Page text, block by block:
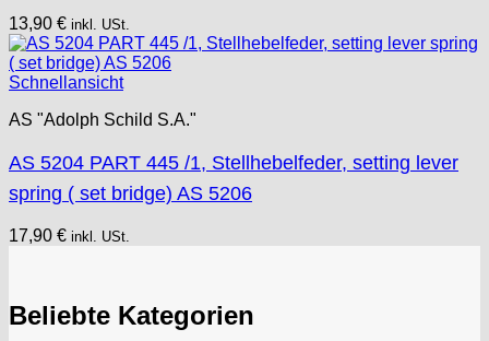
13,90 € inkl. USt.
Schnellansicht
AS "Adolph Schild S.A."
AS 5204 PART 445 /1, Stellhebelfeder, setting lever
spring ( set bridge) AS 5206
17,90 € inkl. USt.
Beliebte Kategorien